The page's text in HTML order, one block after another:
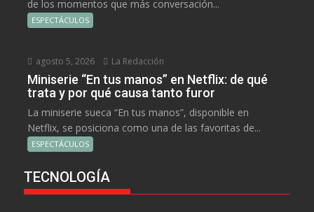
de los momentos que más conversación...
ESPECTÁCULOS
agosto 5, 2026 La Redacción
Miniserie “En tus manos” en Netflix: de qué
trata y por qué causa tanto furor
La miniserie sueca “En tus manos”, disponible en
Netflix, se posiciona como una de las favoritas de...
ESPECTÁCULOS
TECNOLOGÍA